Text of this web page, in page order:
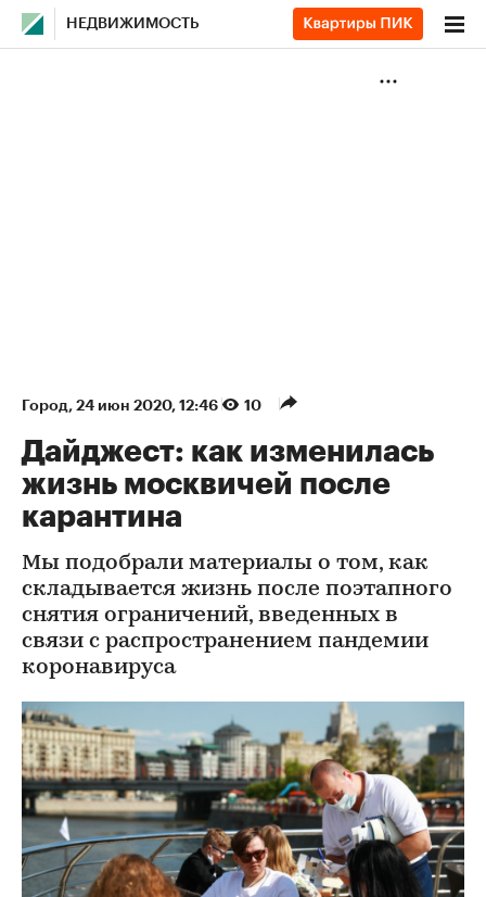
НЕДВИЖИМОСТЬ
Город⁠, 24 июн 2020, 12:46 10
Дайджест: как изменилась
жизнь москвичей после
карантина
Мы подобрали материалы о том, как
складывается жизнь после поэтапного
снятия ограничений, введенных в
связи с распространением пандемии
коронавируса